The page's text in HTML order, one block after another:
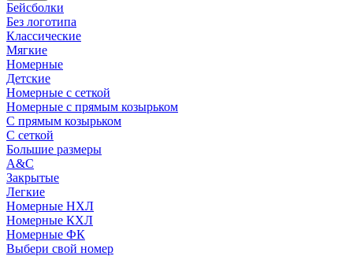
Бейсболки
Без логотипа
Классические
Мягкие
Номерные
Детские
Номерные с сеткой
Номерные с прямым козырьком
С прямым козырьком
С сеткой
Большие размеры
A&C
Закрытые
Легкие
Номерные НХЛ
Номерные КХЛ
Номерные ФК
Выбери свой номер